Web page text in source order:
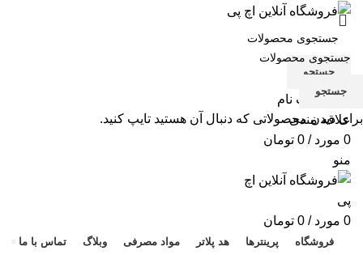
جستجو
ورود / ثبت نام
علاقه مندی
0 مورد /
0 تومان
منو
0 مورد /
0 تومان
فروشگاه پرینترها هد پلاتر مواد مصرفی وبلاگ تماس با ما
جستجو
برای دیدن محصولاتی که دنبال آن هستید تایپ کنید.